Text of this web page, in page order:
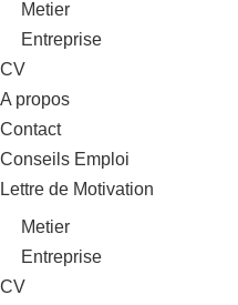
Metier
Entreprise
CV
A propos
Contact
Conseils Emploi
Lettre de Motivation
Metier
Entreprise
CV